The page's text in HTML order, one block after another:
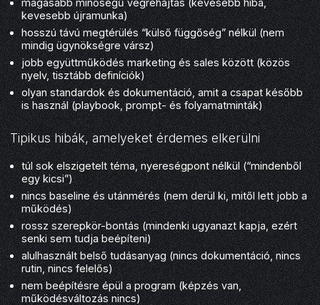
magasabb minőségű végrehajtás (kevesebb hiba,
kevesebb újramunka)
hosszú távú megtérülés “külső függőség” nélkül (nem
mindig ügynökségre vársz)
jobb együttműködés marketing és sales között (közös
nyelv, tisztább definíciók)
olyan standardok és dokumentáció, amit a csapat később
is használ (playbook, prompt- és folyamatminták)
Tipikus hibák, amelyeket érdemes elkerülni
túl sok elszigetelt téma, nyereségpont nélkül (“mindenből
egy kicsi”)
nincs baseline és utánmérés (nem derül ki, mitől lett jobb a
működés)
rossz szerepkör-bontás (mindenki ugyanazt kapja, ezért
senki sem tudja beépíteni)
alulhasznált belső tudásanyag (nincs dokumentáció, nincs
rutin, nincs felelős)
nem beépítésre épül a program (képzés van,
működésváltozás nincs)